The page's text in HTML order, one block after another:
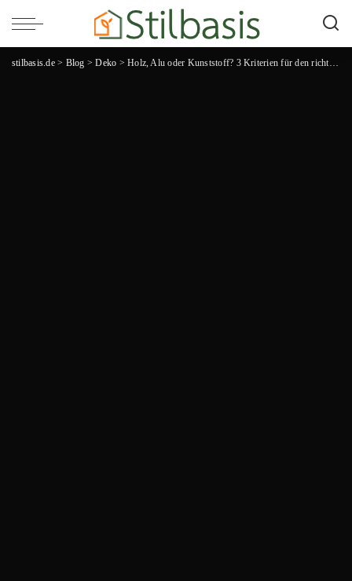
stilbasis.de> Blog >Deko >Holz, Alu oder Kunststoff? 3 Kriterien für den richtigen 50×70 Bilderrahmen